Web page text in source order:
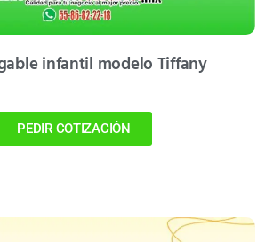
infantil modelo Tiffany
PEDIR COTIZACIÓN